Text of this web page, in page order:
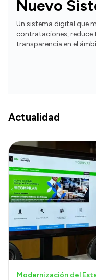
Nuevo
Un sistema digital que
contrataciones, reduce
transparencia en el
Actualidad
Modernización del